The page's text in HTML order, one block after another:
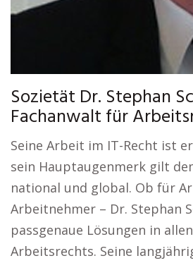
Sozietät Dr. Stephan
Fachanwalt für
Seine Arbeit im IT-Recht ist
sein Hauptaugenmerk gilt
national und global. Ob für
Arbeitnehmer – Dr. Stephan
passgenaue Lösungen in
Arbeitsrechts. Seine